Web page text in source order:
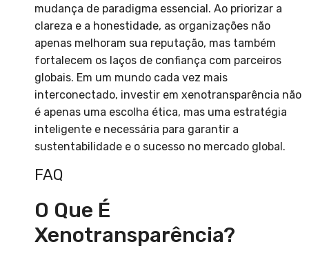
mudança de paradigma essencial. Ao priorizar a
clareza e a honestidade, as organizações não
apenas melhoram sua reputação, mas também
fortalecem os laços de confiança com parceiros
globais. Em um mundo cada vez mais
interconectado, investir em xenotransparência não
é apenas uma escolha ética, mas uma estratégia
inteligente e necessária para garantir a
sustentabilidade e o sucesso no mercado global.
FAQ
O Que É
Xenotransparência?